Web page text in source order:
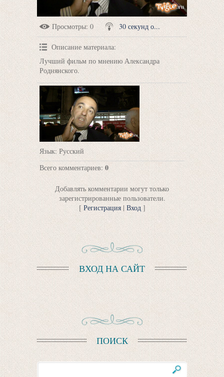
Просмотры: 0 30 секунд о...
Описание материала:
Лучший фильм по мнению Александра
Роднянского.
Язык: Русский
Всего комментариев: 0
Добавлять комментарии могут только
зарегистрированные пользователи.
[ Регистрация| Вход]
ВХОД НА САЙТ
ПОИСК